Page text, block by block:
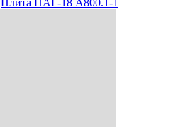
Плита ПАГ-18 А800.1-1